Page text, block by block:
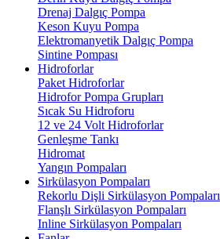
Drenaj Dalgıç Pompa
Keson Kuyu Pompa
Elektromanyetik Dalgıç Pompa
Sintine Pompası
Hidroforlar
Paket Hidroforlar
Hidrofor Pompa Grupları
Sıcak Su Hidroforu
12 ve 24 Volt Hidroforlar
Genleşme Tankı
Hidromat
Yangın Pompaları
Sirkülasyon Pompaları
Rekorlu Dişli Sirkülasyon Pompaları
Flanşlı Sirkülasyon Pompaları
Inline Sirkülasyon Pompaları